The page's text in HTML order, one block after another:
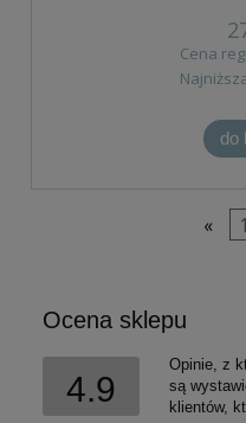
Cena
do
« 1
Ocena sklepu
4.9
Opinie, z
są
klientów,